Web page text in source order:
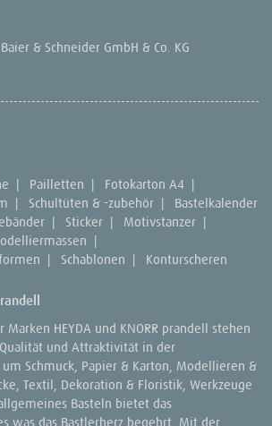
& Schneider GmbH & Co. KG
| Pailletten | Fotokarton A4 |
| Schultüten & -zubehör |
Bastelkalender
| Sticker | Motivstanzer |
|
| Schablonen | Konturscheren
HEYDA und KNORR prandell stehen
und Attraktivität in der
um Schmuck, Papier & Karton, Modellieren &
Textil, Dekoration & Floristik, Werkzeuge
Basteln bietet das
was das Bastlerherz begehrt. Mit der